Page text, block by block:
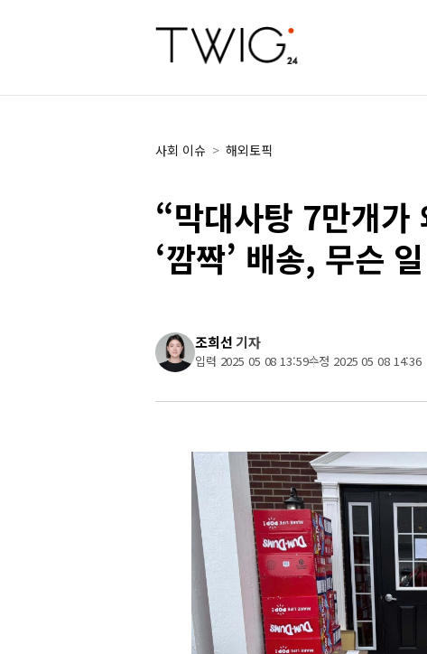
사회 이슈 > 해외토픽
“막대사탕 7만개
‘깜짝’ 배송, 무슨 일
조희선기자
입력 2025 05 08 13:59수정 2025 05 08 14:36